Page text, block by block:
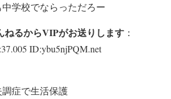
学校でならっただろー
ねるからVIPがお送りします ：
ID:ybu5njPQM.net
症で生活保護